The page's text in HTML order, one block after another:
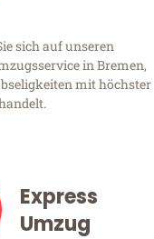
sich auf unseren
in Bremen,
mit höchster
Express
Umzug